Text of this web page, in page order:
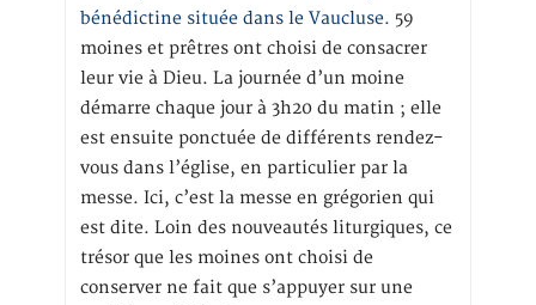
bénédictine située dans le Vaucluse. 59
moines et prêtres ont choisi de consacrer
leur vie à Dieu. La journée d’un moine
démarre chaque jour à 3h20 du matin ; elle
est ensuite ponctuée de différents rendez-
vous dans l’église, en particulier par la
messe. Ici, c’est la messe en grégorien qui
est dite. Loin des nouveautés liturgiques, ce
trésor que les moines ont choisi de
conserver ne fait que s’appuyer sur une